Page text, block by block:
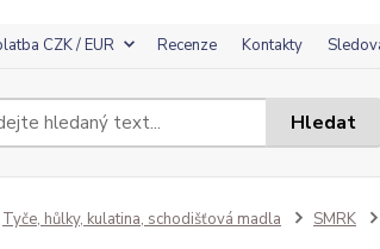
CZK / EUR Recenze Kontakty
Hledat
Tyče, hůlky, kulatina, schodišťová madla SMRK